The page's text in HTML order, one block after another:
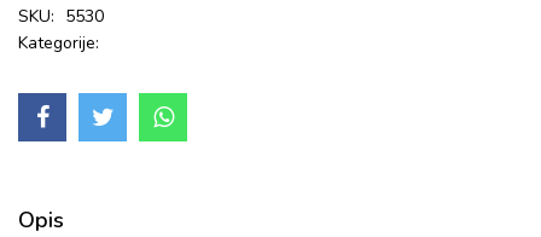
SKU: 5530
Kategorije:
Opis